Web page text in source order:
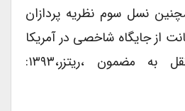
نسل سوم نظریه پردازان
از جایگاه شاخصی در آمریکا
برخوردار شدند». (نقل به مضمون ،ریتزر،۱۳۹۳: